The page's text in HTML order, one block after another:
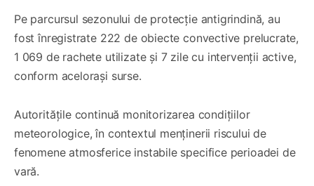
Pe parcursul sezonului de protecție antigrindină, au
fost înregistrate 222 de obiecte convective prelucrate,
1 069 de rachete utilizate și 7 zile cu intervenții active,
conform acelorași surse.
Autoritățile continuă monitorizarea condițiilor
meteorologice, în contextul menținerii riscului de
fenomene atmosferice instabile specifice perioadei de
vară.